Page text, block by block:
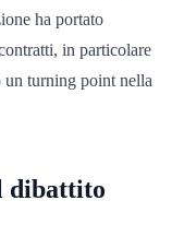
ha portato
in particolare
un turning point nella
dibattito